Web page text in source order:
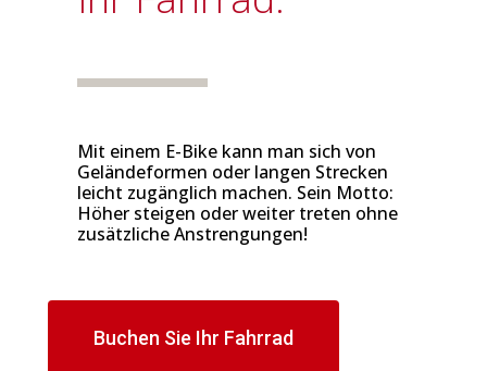
Mit einem E-Bike kann man sich von
Geländeformen oder langen Strecken
leicht zugänglich machen. Sein Motto:
Höher steigen oder weiter treten ohne
zusätzliche Anstrengungen!
Buchen Sie Ihr Fahrrad